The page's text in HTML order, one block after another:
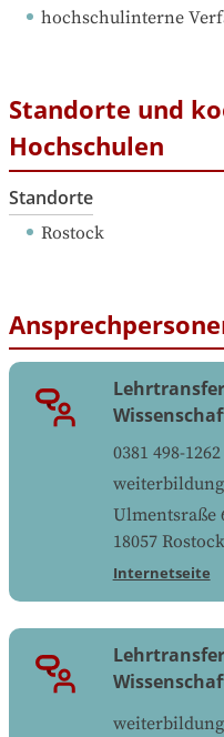
hochschulinterne
Standorte und
Hochschulen
Standorte
Rostock
0381 498-1262
Ulmentsraße
18057 Rostock
Internetseite